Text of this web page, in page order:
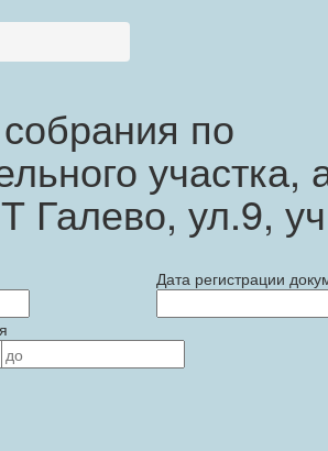
по
участка,
Галево, ул.9,
Дата регистрации